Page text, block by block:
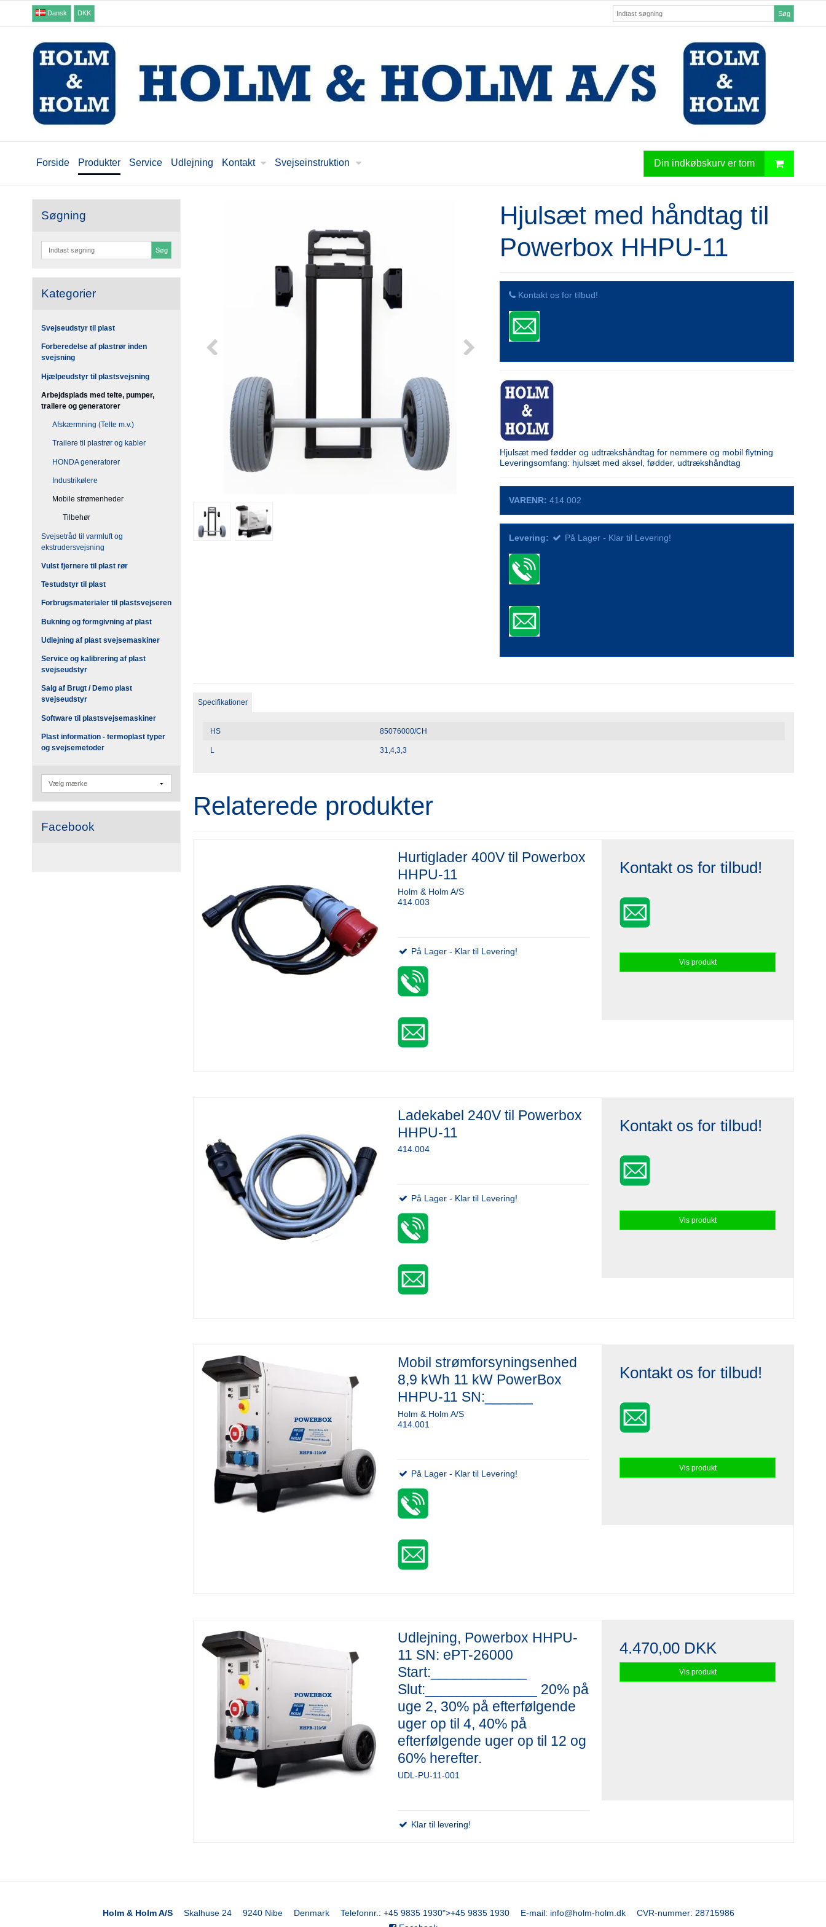
Dansk DKK Søg
Forside Produkter Service Udlejning Kontakt Svejseinstruktion Din indkøbskurv er tom
Søgning
Søg
Kategorier
Svejseudstyr til plast
Forberedelse af plastrør inden
svejsning
Hjælpeudstyr til plastsvejsning
Arbejdsplads med telte, pumper,
trailere og generatorer
Afskærmning (Telte m.v.)
Trailere til plastrør og kabler
HONDA generatorer
Industrikølere
Mobile strømenheder
Tilbehør
Svejsetråd til varmluft og
ekstrudersvejsning
Vulst fjernere til plast rør
Testudstyr til plast
Forbrugsmaterialer til plastsvejseren
Bukning og formgivning af plast
Udlejning af plast svejsemaskiner
Service og kalibrering af plast
svejseudstyr
Salg af Brugt / Demo plast
svejseudstyr
Software til plastsvejsemaskiner
Plast information - termoplast typer
og svejsemetoder
Facebook
Hjulsæt med håndtag til
Powerbox HHPU-11
Kontakt os for tilbud!
Hjul­sæt med fødder og udtrækshåndtag for nemmere og mobil flytning
Leveringsomfang: hjulsæt med aksel, fødder, udtrækshåndtag
VARENR: 414.002
Levering: På Lager - Klar til Levering!
Specifikationer
HS 85076000/CH
L 31,4,3,3
Relaterede produkter
Hurtiglader 400V til Powerbox
HHPU-11
Holm & Holm A/S
414.003
På Lager - Klar til Levering!
Kontakt os for tilbud!
Vis produkt
Ladekabel 240V til Powerbox
HHPU-11
414.004
På Lager - Klar til Levering!
Kontakt os for tilbud!
Vis produkt
Mobil strømforsyningsenhed
8,9 kWh 11 kW PowerBox
HHPU-11 SN:______
Holm & Holm A/S
414.001
På Lager - Klar til Levering!
Kontakt os for tilbud!
Vis produkt
Udlejning, Powerbox HHPU-
11 SN: ePT-26000
Start:____________
Slut:______________ 20% på
uge 2, 30% på efterfølgende
uger op til 4, 40% på
efterfølgende uger op til 12 og
60% herefter.
UDL-PU-11-001
Klar til levering!
4.470,00 DKK
Vis produkt
Holm & Holm A/S Skalhuse 24 9240 Nibe Denmark Telefonnr.: +45 9835 1930">+45 9835 1930 E-mail: info@holm-holm.dk CVR-nummer: 28715986